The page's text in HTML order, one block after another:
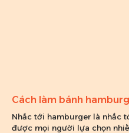
Cách làm bánh
Nhắc tới hamburger là nhắc
được mọi người lựa chọn